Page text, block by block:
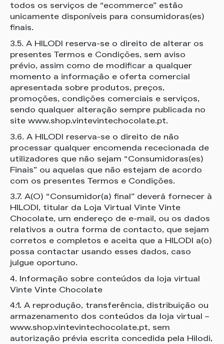
todos os serviços de “ecommerce” estão
unicamente disponíveis para consumidoras(es)
finais.
3.5. A HILODI reserva-se o direito de alterar os
presentes Termos e Condições, sem aviso
prévio, assim como de modificar a qualquer
momento a informação e oferta comercial
apresentada sobre produtos, preços,
promoções, condições comerciais e serviços,
sendo qualquer alteração sempre publicada no
site www.shop.vintevintechocolate.pt.
3.6. A HILODI reserva-se o direito de não
processar qualquer encomenda rececionada de
utilizadores que não sejam “Consumidoras(es)
Finais” ou aquelas que não estejam de acordo
com os presentes Termos e Condições.
3.7. A(O) “Consumidor(a) final” deverá fornecer à
HILODI, titular da Loja Virtual Vinte Vinte
Chocolate, um endereço de e-mail, ou os dados
relativos a outra forma de contacto, que sejam
corretos e completos e aceita que a HILODI a(o)
possa contactar usando esses dados, caso
julgue oportuno.
4. Informação sobre conteúdos da loja virtual
Vinte Vinte Chocolate
4.1. A reprodução, transferência, distribuição ou
armazenamento dos conteúdos da loja virtual –
www.shop.vintevintechocolate.pt, sem
autorização prévia escrita concedida pela Hilodi,